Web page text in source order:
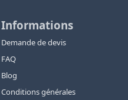
Informations
Demande de devis
FAQ
Blog
Conditions générales